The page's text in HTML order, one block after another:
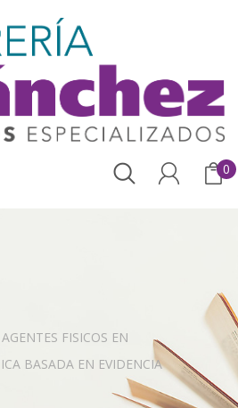
0
AGENTES FISICOS EN
BASADA EN EVIDENCIA